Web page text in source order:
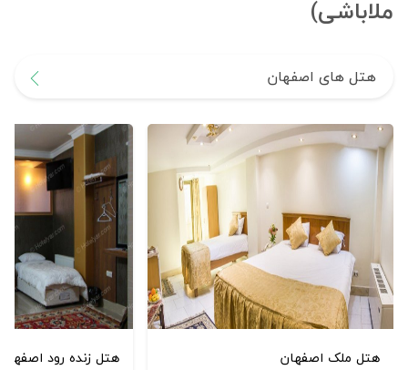
ملاباشی)
هتل های اصفهان
هتل ملک اصفهان هتل زنده رود اصفهان